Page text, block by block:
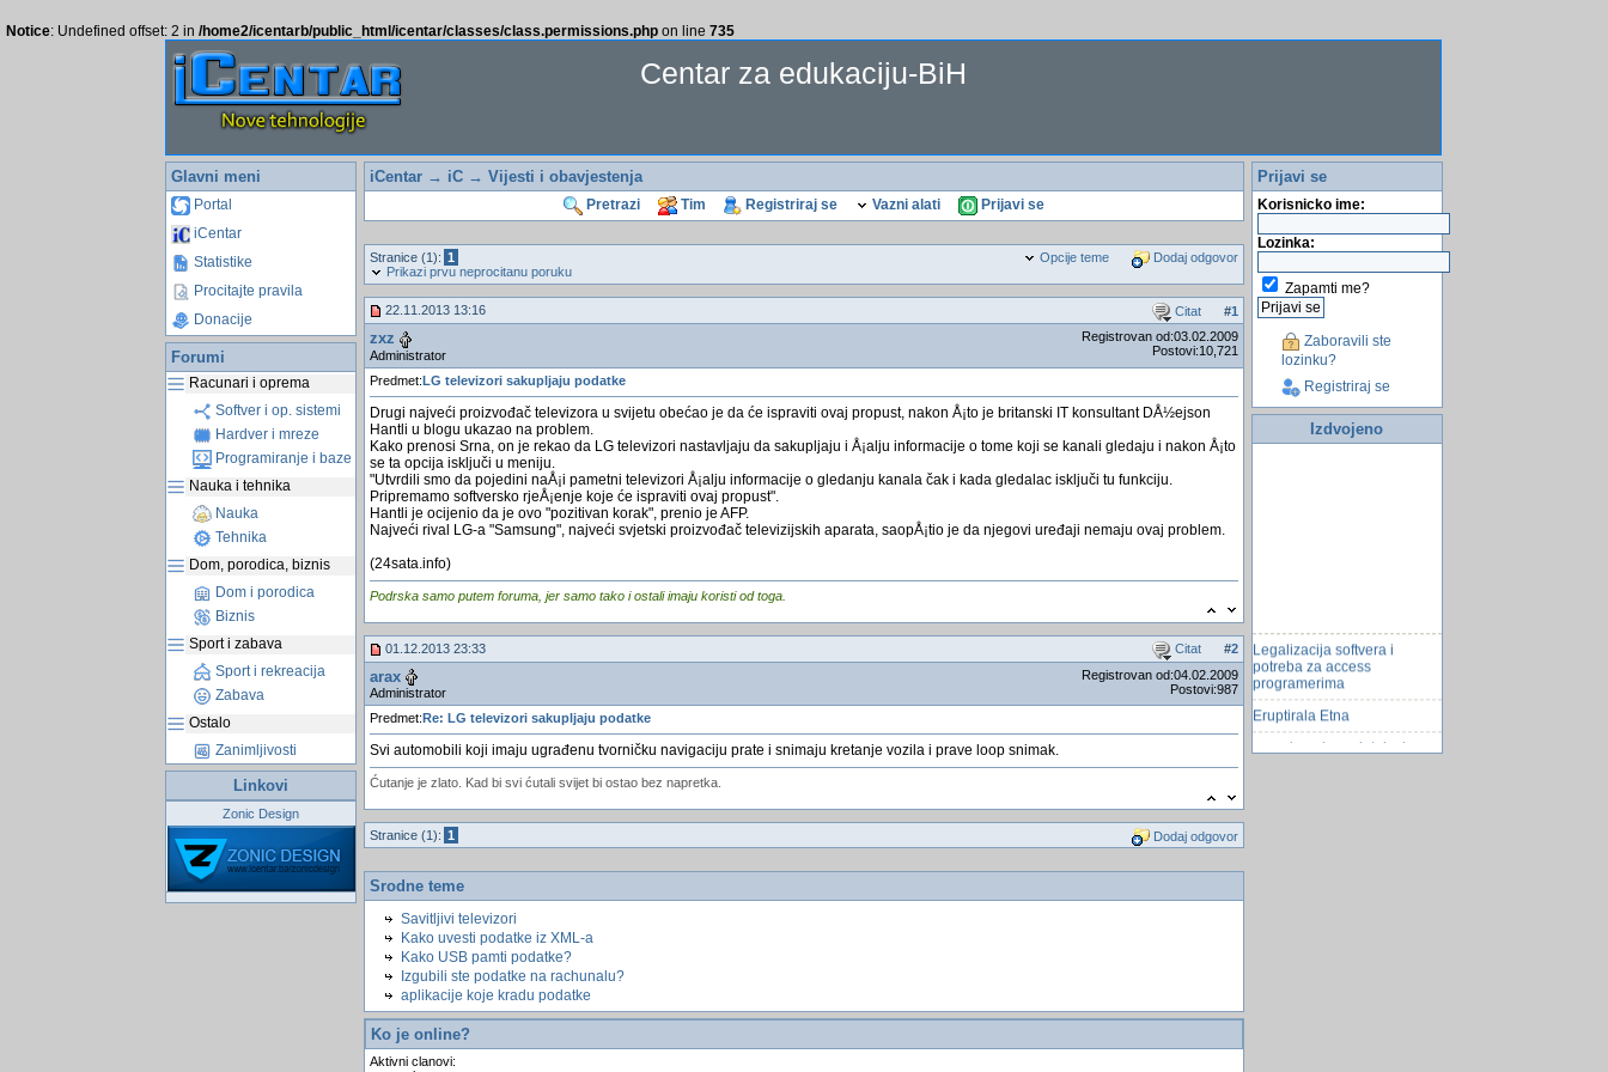
Notice: Undefined offset: 2 in /home2/icentarb/public_html/icentar/classes/class.permissions.php on line 735
Centar za edukaciju-BiH
Glavni meni
Portal
iCentar
Statistike
Procitajte pravila
Donacije
Forumi
Racunari i oprema
Softver i op. sistemi
Hardver i mreze
Programiranje i baze
Nauka i tehnika
Nauka
Tehnika
Dom, porodica, biznis
Dom i porodica
Biznis
Sport i zabava
Sport i rekreacija
Zabava
Ostalo
Zanimljivosti
Linkovi
Zonic Design
iCentar→ iC→ Vijesti i obavjestenja
Pretrazi Tim Registriraj se Vazni alati Prijavi se
Opcije teme Dodaj odgovor
Stranice (1): 1
Prikazi prvu neprocitanu poruku
Citat #1
22.11.2013 13:16
zxz
Administrator
Registrovan od:03.02.2009
Postovi:10,721
Predmet:LG televizori sakupljaju podatke
Drugi najveći proizvođač televizora u svijetu obećao je da će ispraviti ovaj propust, nakon Å¡to je britanski IT konsultant DÅ½ejson
Hantli u blogu ukazao na problem.
Kako prenosi Srna, on je rekao da LG televizori nastavljaju da sakupljaju i Å¡alju informacije o tome koji se kanali gledaju i nakon Å¡to
se ta opcija isključi u meniju.
"Utvrdili smo da pojedini naÅ¡i pametni televizori Å¡alju informacije o gledanju kanala čak i kada gledalac isključi tu funkciju.
Pripremamo softversko rjeÅ¡enje koje će ispraviti ovaj propust".
Hantli je ocijenio da je ovo "pozitivan korak", prenio je AFP.
Najveći rival LG-a "Samsung", najveći svjetski proizvođač televizijskih aparata, saopÅ¡tio je da njegovi uređaji nemaju ovaj problem.
(24sata.info)
Podrska samo putem foruma, jer samo tako i ostali imaju koristi od toga.
Citat #2
01.12.2013 23:33
arax
Administrator
Registrovan od:04.02.2009
Postovi:987
Predmet: Re: LG televizori sakupljaju podatke
Svi automobili koji imaju ugrađenu tvorničku navigaciju prate i snimaju kretanje vozila i prave loop snimak.
Ćutanje je zlato. Kad bi svi ćutali svijet bi ostao bez napretka.
Dodaj odgovor
Stranice (1): 1
Srodne teme
Savitljivi televizori
Kako uvesti podatke iz XML-a
Kako USB pamti podatke?
Izgubili ste podatke na rachunalu?
aplikacije koje kradu podatke
Ko je online?
Aktivni clanovi:
Prijavi se
Korisnicko ime:
Lozinka:
Zapamti me?
Zaboravili ste
lozinku?
Registriraj se
Izdvojeno
Legalizacija softvera i
potreba za access
programerima
Eruptirala Etna
preuzimanje podataka iz
jednog exel file-a u drugi